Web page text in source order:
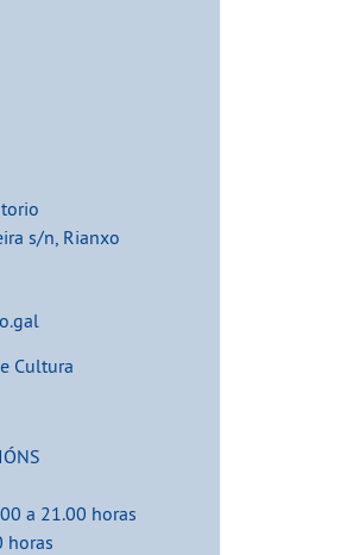
s/n, Rianxo
Cultura
a 21.00 horas
horas